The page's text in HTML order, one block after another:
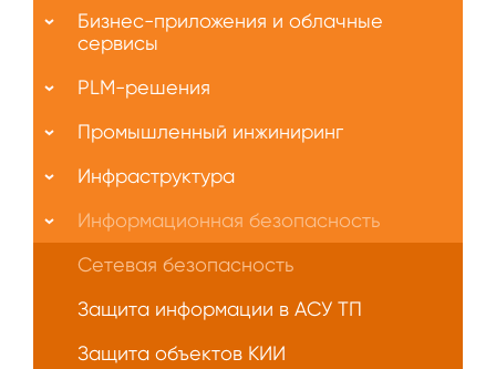
нас
Бизнес-приложения и облачные
сервисы
PLM-решения
Промышленный инжиниринг
Инфраструктура
Информационная безопасность
Сетевая безопасность
Защита информации в АСУ ТП
Защита объектов КИИ